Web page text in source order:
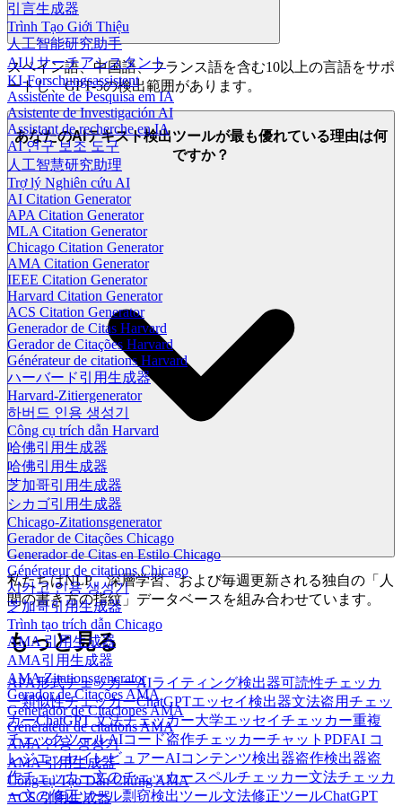
引言生成器
Trình Tạo Giới Thiệu
人工智能研究助手
AIリサーチアシスタント
KI-Forschungsassistent
Assistente de Pesquisa em IA
Asistente de Investigación AI
Assistant de recherche en IA
AI 연구 보조 도구
人工智慧研究助理
Trợ lý Nghiên cứu AI
AI Citation Generator
APA Citation Generator
MLA Citation Generator
Chicago Citation Generator
AMA Citation Generator
IEEE Citation Generator
Harvard Citation Generator
ACS Citation Generator
Generador de Citas Harvard
Gerador de Citações Harvard
Générateur de citations Harvard
ハーバード引用生成器
Harvard-Zitiergenerator
하버드 인용 생성기
Công cụ trích dẫn Harvard
哈佛引用生成器
哈佛引用生成器
芝加哥引用生成器
シカゴ引用生成器
Chicago-Zitationsgenerator
Gerador de Citações Chicago
Generador de Citas en Estilo Chicago
Générateur de citations Chicago
시카고 인용 생성기
芝加哥引用生成器
Trình tạo trích dẫn Chicago
AMA 引用生成器
AMA引用生成器
AMA Zitationsgenerator
Gerador de Citações AMA
Generador de Citaciones AMA
Générateur de citations AMA
AMA 인용 생성기
AMA 引用生成器
Công cụ Tạo Dẫn Chứng AMA
ACS 引用生成器
スペイン語、中国語、フランス語を含む10以上の言語をサポ
ートし、GPT-5の検出範囲があります。
あなたのAIテキスト検出ツールが最も優れている理由は何
ですか？
私たちはNLP、深層学習、および毎週更新される独自の「人
間の書き方の指紋」データベースを組み合わせています。
もっと見る
APA形式チェッカーAIライティング検出器可読性チェッカ
ー類似性チェッカーChatGPTエッセイ検出器文法盗用チェッ
カーChatGPT 文法チェッカー大学エッセイチェッカー重複
チェックツールAIコード盗作チェッカーチャットPDFAI コ
レジエッセイレビュアーAIコンテンツ検出器盗作検出器盗
作チェッカー文のチェッカースペルチェッカー文法チェッカ
ー文の修正ツール剽窃検出ツール文法修正ツールChatGPT